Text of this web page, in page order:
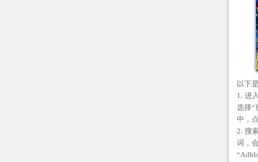
以下
1. 进
选择“
中，
2. 搜
词，